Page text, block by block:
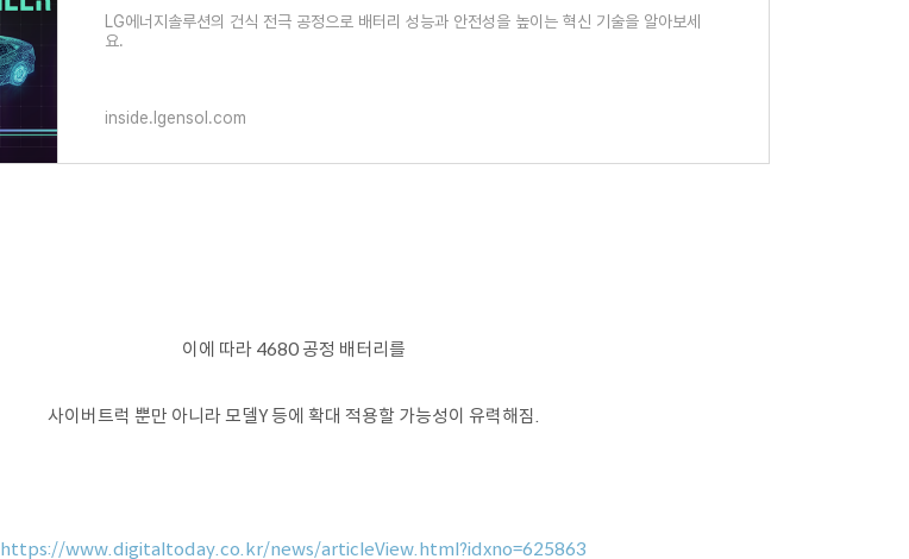
LG에너지솔루션의 건식 전극 공정으로 배터리 성능과 안전성을 높이는 혁신 기술을 알아보세
요.
inside.lgensol.com
이에 따라 4680 공정 배터리를
사이버트럭 뿐만 아니라 모델Y 등에 확대 적용할 가능성이 유력해짐.
https://www.digitaltoday.co.kr/news/articleView.html?idxno=625863